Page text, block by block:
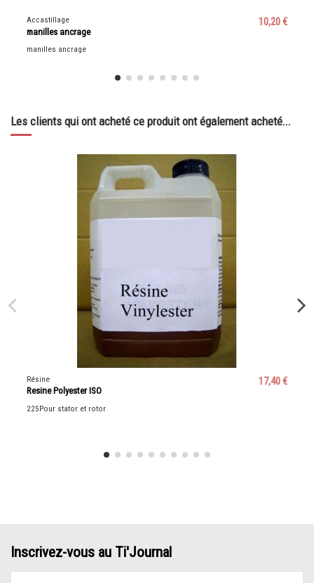
Accastillage
manilles ancrage
10,20 €
manilles ancrage
Les clients qui ont acheté ce produit ont également acheté...
Résine
Resine Polyester ISO
17,40 €
225Pour stator et rotor
Inscrivez-vous au Ti'Journal